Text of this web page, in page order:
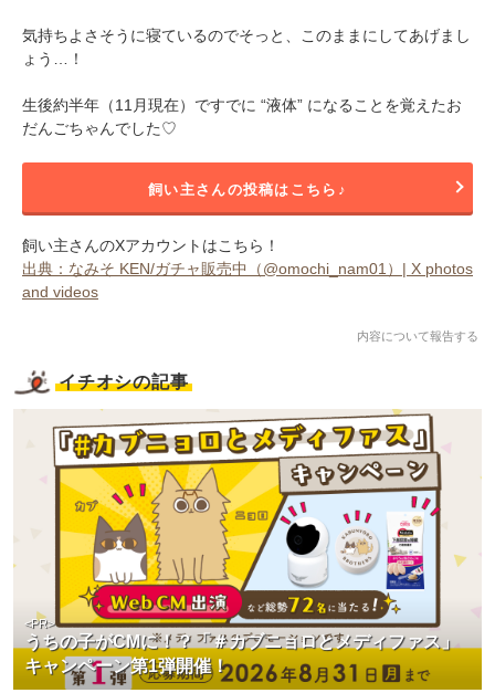
気持ちよさそうに寝ているのでそっと、このままにしてあげまし
ょう…！
生後約半年（11月現在）ですでに “液体” になることを覚えたお
だんごちゃんでした♡
飼い主さんの投稿はこちら♪
飼い主さんのXアカウントはこちら！
出典：なみそ KEN/ガチャ販売中（@omochi_nam01）| X photos
and videos
内容について報告する
イチオシの記事
うちの子がCMに！？「＃カブニョロとメディファス」
キャンペーン第1弾開催！
<PR>